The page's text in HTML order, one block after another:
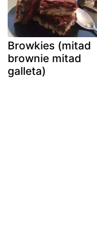
Browkies (mitad
brownie mitad
galleta)